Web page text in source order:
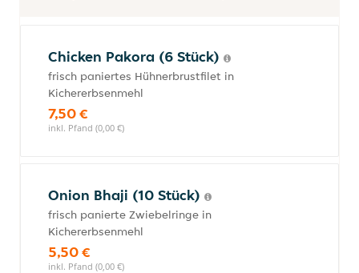
Chicken Pakora (6 Stück)
frisch paniertes Hühnerbrustfilet in
Kichererbsenmehl
7,50 €
inkl. Pfand (0,00 €)
Onion Bhaji (10 Stück)
frisch panierte Zwiebelringe in
Kichererbsenmehl
5,50 €
inkl. Pfand (0,00 €)